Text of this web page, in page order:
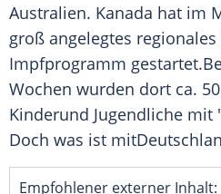
Australien. Kanada hat im
groß angelegtes regionales
Impfprogramm
Wochen wurden dort ca.
Kinderund Jugendliche mit
Doch was ist
Empfohlener externer Inhalt: